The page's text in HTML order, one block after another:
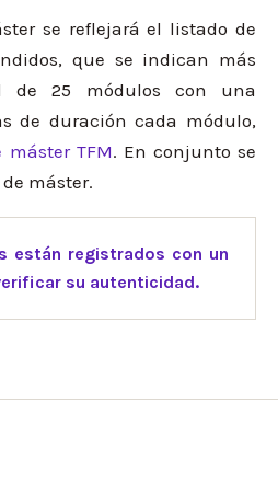
se reflejará el listado de
que se indican más
de 25 módulos con una
de duración cada módulo,
TFM. En conjunto se
máster.
están registrados con un
su autenticidad.